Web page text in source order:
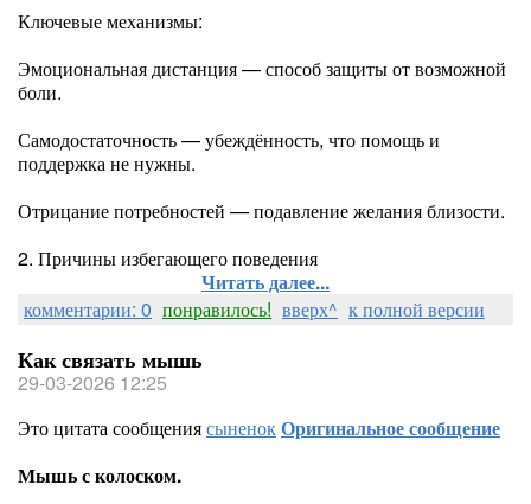
Ключевые механизмы:
Эмоциональная дистанция — способ защиты от возможной
боли.
Самодостаточность — убеждённость, что помощь и
поддержка не нужны.
Отрицание потребностей — подавление желания близости.
2. Причины избегающего поведения
Читать далее...
комментарии: 0 понравилось! вверх^ к полной версии
Как связать мышь
29-03-2026 12:25
Это цитата сообщениясыненокОригинальное сообщение
Мышь с колоском.